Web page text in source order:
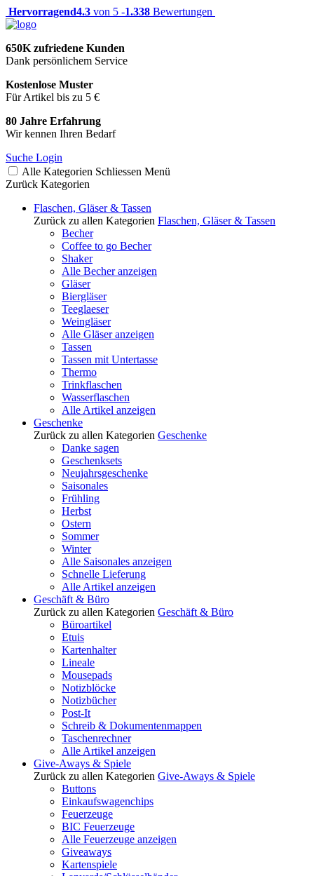
Hervorragend4.3 von 5 -1.338 Bewertungen
650K zufriedene Kunden
Dank persönlichem Service
Kostenlose Muster
Für Artikel bis zu 5 €
80 Jahre Erfahrung
Wir kennen Ihren Bedarf
Suche Login
Alle Kategorien Schliessen Menü
Zurück Kategorien
Flaschen, Gläser & Tassen
Zurück zu allen Kategorien Flaschen, Gläser & Tassen
Becher
Coffee to go Becher
Shaker
Alle Becher anzeigen
Gläser
Biergläser
Teeglaeser
Weingläser
Alle Gläser anzeigen
Tassen
Tassen mit Untertasse
Thermo
Trinkflaschen
Wasserflaschen
Alle Artikel anzeigen
Geschenke
Zurück zu allen Kategorien Geschenke
Danke sagen
Geschenksets
Neujahrsgeschenke
Saisonales
Frühling
Herbst
Ostern
Sommer
Winter
Alle Saisonales anzeigen
Schnelle Lieferung
Alle Artikel anzeigen
Geschäft & Büro
Zurück zu allen Kategorien Geschäft & Büro
Büroartikel
Etuis
Kartenhalter
Lineale
Mousepads
Notizblöcke
Notizbücher
Post-It
Schreib & Dokumentenmappen
Taschenrechner
Alle Artikel anzeigen
Give-Aways & Spiele
Zurück zu allen Kategorien Give-Aways & Spiele
Buttons
Einkaufswagenchips
Feuerzeuge
BIC Feuerzeuge
Alle Feuerzeuge anzeigen
Giveaways
Kartenspiele